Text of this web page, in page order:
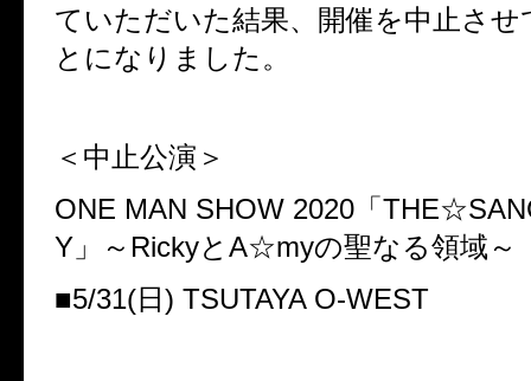
ていただいた結果、開催を中止さ
とになりました。
＜中止公演＞
ONE MAN SHOW 2020 「 THE☆
Y 」～ Rickyと A☆myの聖なる領域～
■5/31(日 ) TSUTAYA O-WEST